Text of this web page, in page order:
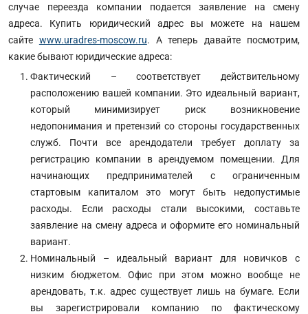
случае переезда компании подается заявление на смену
адреса. Купить юридический адрес вы можете на нашем
сайте www.uradres-moscow.ru. А теперь давайте посмотрим,
какие бывают юридические адреса:
Фактический – соответствует действительному
расположению вашей компании. Это идеальный вариант,
который минимизирует риск возникновение
недопонимания и претензий со стороны государственных
служб. Почти все арендодатели требует доплату за
регистрацию компании в арендуемом помещении. Для
начинающих предпринимателей с ограниченным
стартовым капиталом это могут быть недопустимые
расходы. Если расходы стали высокими, составьте
заявление на смену адреса и оформите его номинальный
вариант.
Номинальный – идеальный вариант для новичков с
низким бюджетом. Офис при этом можно вообще не
арендовать, т.к. адрес существует лишь на бумаге. Если
вы зарегистрировали компанию по фактическому